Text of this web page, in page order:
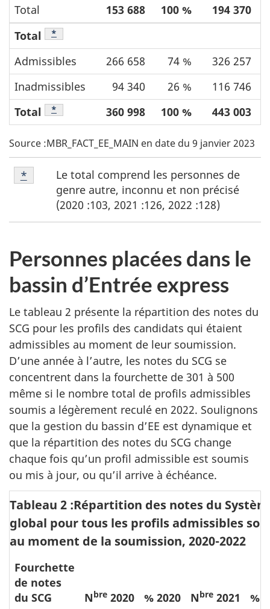
Total 153 688 100 % 194 370
Total
Note de bas de tableau
*
Admissibles 266 658 74 %
326 257
Inadmissibles
94 340 26 %
116 746
Total
Note de bas de tableau
* 360 998 100 % 443 003
Source :MBR_FACT_EE_MAIN en date du 9 janvier 2023
N
o
e
d
e
b
a
s
d
e
t
a
b
l
e
a
u
1
Note
de
Le total comprend les personnes de
genre autre, inconnu et non précisé
(2020 :103, 2021 :126, 2022 :128)
Retour à la référence de la note de bas de page
*
Personnes placées dans le
bassin d’Entrée express
Le tableau 2 présente la répartition des notes du
SCG pour les profils des candidats qui étaient
admissibles au moment de leur soumission.
D’une année à l’autre, les notes du SCG se
concentrent dans la fourchette de 301 à 500
même si le nombre total de profils admissibles
soumis a légèrement reculé en 2022. Soulignons
que la gestion du bassin d’EE est dynamique et
que la répartition des notes du SCG change
chaque fois qu’un profil admissible est soumis
ou mis à jour, ou qu’il arrive à échéance.
Tableau 2 :Répartition des notes du
global pour tous les profils admissibles
au moment de la soumission, 2020-2022
Fourchette
de notes
du SCG
Nbre 2020 % 2020 Nbre 2021
%